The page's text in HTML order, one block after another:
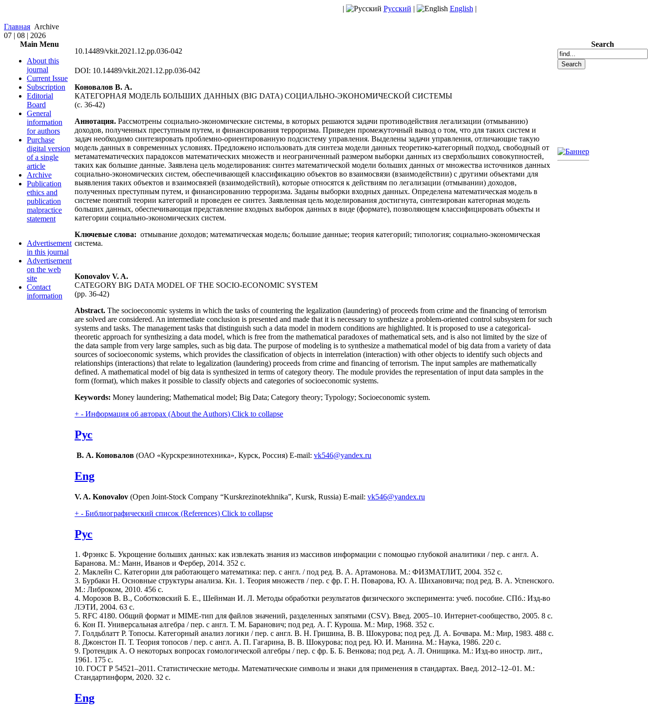
| Русский | English |
Главная Archive
07 | 08 | 2026
Main Menu
About this
journal
Current Issue
Subscription
Editorial
Board
General
information
for authors
Purchase
digital version
of a single
article
Archive
Publication
ethics and
publication
malpractice
statement
Advertisement
in this journal
Advertisement
on the web
site
Contact
information
10.14489/vkit.2021.12.pp.036-042
DOI: 10.14489/vkit.2021.12.pp.036-042
Коновалов В. А.
КАТЕГОРНАЯ МОДЕЛЬ БОЛЬШИХ ДАННЫХ (BIG DATA) СОЦИАЛЬНО-ЭКОНОМИЧЕСКОЙ СИСТЕМЫ
(с. 36-42)
Аннотация. Рассмотрены социально-экономические системы, в которых решаются задачи противодействия легализации (отмыванию)
доходов, полученных преступным путем, и финансирования терроризма. Приведен промежуточный вывод о том, что для таких систем и
задач необходимо синтезировать проблемно-ориентированную подсистему управления. Выделены задачи управления, отличающие такую
модель данных в современных условиях. Предложено использовать для синтеза модели данных теоретико-категорный подход, свободный от
метаматематических парадоксов математических множеств и неограниченный размером выборки данных из сверхбольших совокупностей,
таких как большие данные. Заявлена цель моделирования: синтез математической модели больших данных от множества источников данных
социально-экономических систем, обеспечивающей классификацию объектов во взаимосвязи (взаимодействии) с другими объектами для
выявления таких объектов и взаимосвязей (взаимодействий), которые относятся к действиям по легализации (отмывании) доходов,
полученных преступным путем, и финансированию терроризма. Заданы выборки входных данных. Определена математическая модель в
системе понятий теории категорий и проведен ее синтез. Заявленная цель моделирования достигнута, синтезирован категорная модель
больших данных, обеспечивающая представление входных выборок данных в виде (формате), позволяющем классифицировать объекты и
категории социально-экономических систем.
Ключевые слова: отмывание доходов; математическая модель; большие данные; теория категорий; типология; социально-экономическая
система.
Konovalov V. A.
CATEGORY BIG DATA MODEL OF THE SOCIO-ECONOMIC SYSTEM
(pp. 36-42)
Abstract. The socioeconomic systems in which the tasks of countering the legalization (laundering) of proceeds from crime and the financing of terrorism
are solved are considered. An intermediate conclusion is presented and made that it is necessary to synthesize a problem-oriented control subsystem for such
systems and tasks. The management tasks that distinguish such a data model in modern conditions are highlighted. It is proposed to use a categorical-
theoretic approach for synthesizing a data model, which is free from the mathematical paradoxes of mathematical sets, and is also not limited by the size of
the data sample from very large samples, such as big data. The purpose of modeling is to synthesize a mathematical model of big data from a variety of data
sources of socioeconomic systems, which provides the classification of objects in interrelation (interaction) with other objects to identify such objects and
relationships (interactions) that relate to legalization (laundering) proceeds from crime and financing of terrorism. The input samples are mathematically
defined. A mathematical model of big data is synthesized in terms of category theory. The module provides the representation of input data samples in the
form (format), which makes it possible to classify objects and categories of socioeconomic systems.
Keywords: Money laundering; Mathematical model; Big Data; Category theory; Typology; Socioeconomic system.
+ - Информация об авторах (About the Authors) Click to collapse
Рус
В. А. Коновалов (ОАО «Курскрезинотехника», Курск, Россия) E-mail: vk546@yandex.ru
Eng
V. A. Konovalov (Open Joint-Stock Company “Kurskrezinotekhnika”, Kursk, Russia) E-mail: vk546@yandex.ru
+ - Библиографический список (References) Click to collapse
Рус
1. Фрэнкс Б. Укрощение больших данных: как извлекать знания из массивов информации с помощью глубокой аналитики / пер. с англ. А.
Баранова. М.: Манн, Иванов и Фербер, 2014. 352 c.
2. Маклейн С. Категории для работающего математика: пер. с англ. / под ред. В. А. Артамонова. М.: ФИЗМАТЛИТ, 2004. 352 с.
3. Бурбаки Н. Основные структуры анализа. Кн. 1. Теория множеств / пер. с фр. Г. Н. Поварова, Ю. А. Шихановича; под ред. В. А. Успенского.
М.: Либроком, 2010. 456 с.
4. Морозов В. В., Соботковский Б. Е., Шейнман И. Л. Методы обработки результатов физического эксперимента: учеб. пособие. СПб.: Изд-во
ЛЭТИ, 2004. 63 с.
5. RFC 4180. Общий формат и MIME-тип для файлов значений, разделенных запятыми (CSV). Введ. 2005–10. Интернет-сообщество, 2005. 8 с.
6. Кон П. Универсальная алгебра / пер. с англ. Т. М. Баранович; под ред. А. Г. Куроша. М.: Мир, 1968. 352 c.
7. Голдьблатт Р. Топосы. Категорный анализ логики / пер. с англ. В. Н. Гришина, В. В. Шокурова; под ред. Д. А. Бочвара. М.: Мир, 1983. 488 с.
8. Джонстон П. Т. Теория топосов / пер. с англ. А. П. Гагарина, В. В. Шокурова; под ред. Ю. И. Манина. М.: Наука, 1986. 220 с.
9. Гротендик А. О некоторых вопросах гомологической алгебры / пер. с фр. Б. Б. Венкова; под ред. А. Л. Онищика. М.: Изд-во иностр. лит.,
1961. 175 с.
10. ГОСТ Р 54521–2011. Статистические методы. Математические символы и знаки для применения в стандартах. Введ. 2012–12–01. М.:
Стандартинформ, 2020. 32 с.
Eng
Search